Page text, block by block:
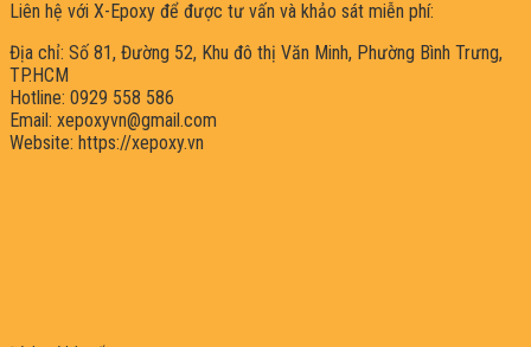
Liên hệ với X-Epoxy để được tư vấn và khảo sát miễn phí:
Địa chỉ: Số 81, Đường 52, Khu đô thị Văn Minh, Phường Bình Trưng,
TP.HCM
Hotline: 0929 558 586
Email: xepoxyvn@gmail.com
Website: https://xepoxy.vn